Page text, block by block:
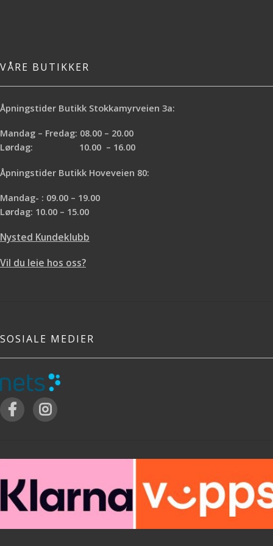
VÅRE BUTIKKER
Åpningstider Butikk Stokkamyrveien 3a:
Mandag – Fredag: 08.00 – 20.00
Lørdag: 10.00 – 16.00
Åpningstider Butikk Hoveveien 80:
Mandag- : 09.00 – 19.00
Lørdag: 10.00 – 15.00
Nysted Kundeklubb
Vil du leie hos oss?
SOSIALE MEDIER